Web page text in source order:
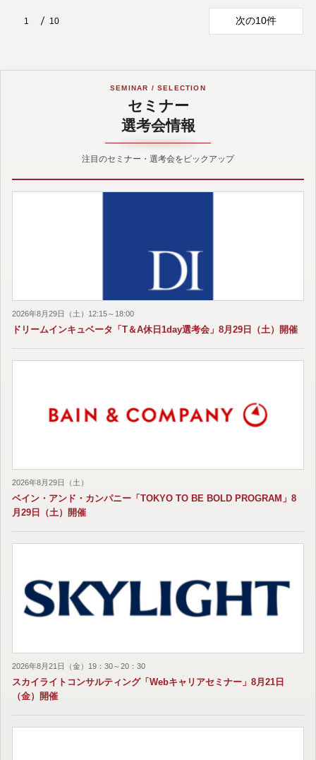
1 10 次の10件
SEMINAR / SELECTION
セミナー
選考会情報
注目のセミナー・選考会をピックアップ
2026年8月29日（土）12:15～18:00
ドリームインキュベータ「T＆A休日1day選考会」8月29日（土）開催
2026年8月29日（土）
ベイン・アンド・カンパニー「TOKYO TO BE BOLD PROGRAM」8
月29日（土）開催
2026年8月21日（金）19：30～20：30
スカイライトコンサルティング「Webキャリアセミナー」8月21日
（金）開催